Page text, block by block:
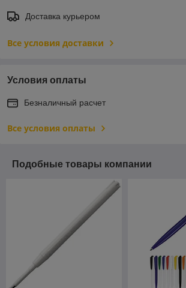
Доставка курьером
Все условия доставки
Условия оплаты
Безналичный расчет
Все условия оплаты
Подобные товары компании